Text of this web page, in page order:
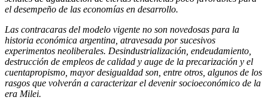
el desempeño de las economías en desarrollo.
Las contracaras del modelo vigente no son novedosas para la
historia económica argentina, atravesada por sucesivos
experimentos neoliberales. Desindustrialización, endeudamiento,
destrucción de empleos de calidad y auge de la precarización y el
cuentapropismo, mayor desigualdad son, entre otros, algunos de los
rasgos que volverán a caracterizar el devenir socioeconómico de la
era Milei.